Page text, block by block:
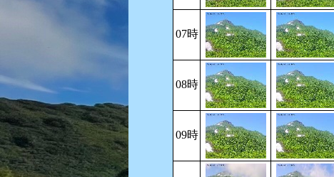
07時
08時
09時